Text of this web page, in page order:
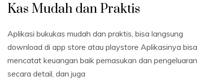
Kas Mudah dan Praktis
Aplikasi bukukas mudah dan praktis, bisa langsung
download di app store atau playstore Aplikasinya bisa
mencatat keuangan baik pemasukan dan pengeluaran
secara detail, dan juga